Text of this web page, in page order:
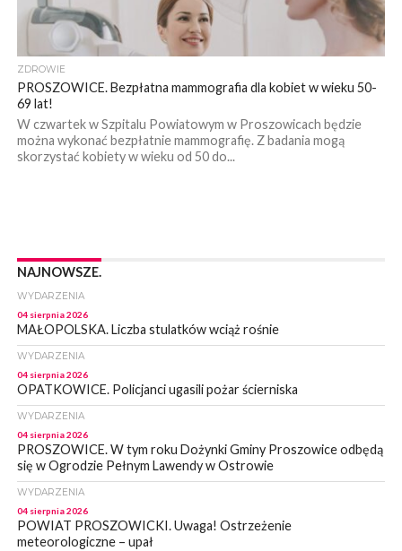
ZDROWIE
PROSZOWICE. Bezpłatna mammografia dla kobiet w wieku 50-
69 lat!
W czwartek w Szpitalu Powiatowym w Proszowicach będzie
można wykonać bezpłatnie mammografię. Z badania mogą
skorzystać kobiety w wieku od 50 do...
NAJNOWSZE.
WYDARZENIA
04 sierpnia 2026
MAŁOPOLSKA. Liczba stulatków wciąż rośnie
WYDARZENIA
04 sierpnia 2026
OPATKOWICE. Policjanci ugasili pożar ścierniska
WYDARZENIA
04 sierpnia 2026
PROSZOWICE. W tym roku Dożynki Gminy Proszowice odbędą
się w Ogrodzie Pełnym Lawendy w Ostrowie
WYDARZENIA
04 sierpnia 2026
POWIAT PROSZOWICKI. Uwaga! Ostrzeżenie
meteorologiczne – upał